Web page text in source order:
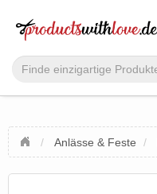
Anlässe & Feste